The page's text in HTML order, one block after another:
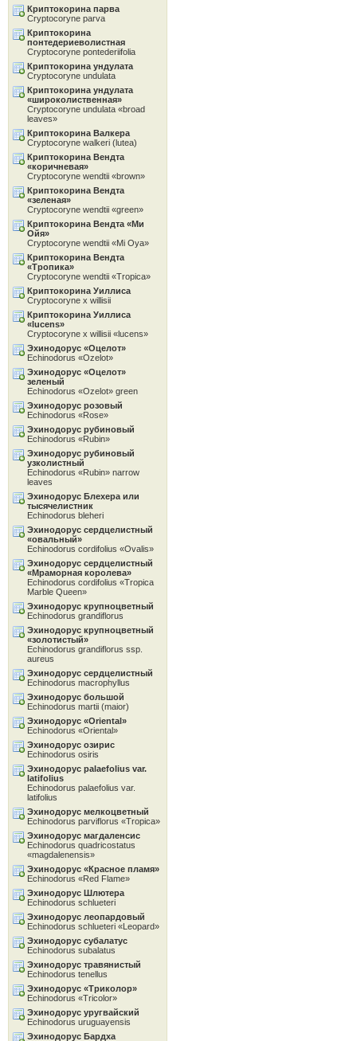
Криптокорина парва
Cryptocoryne parva
Криптокорина
понтедериеволистная
Cryptocoryne pontederiifolia
Криптокорина ундулата
Cryptocoryne undulata
Криптокорина ундулата
«широколиственная»
Cryptocoryne undulata «broad
leaves»
Криптокорина Валкера
Cryptocoryne walkeri (lutea)
Криптокорина Вендта
«коричневая»
Cryptocoryne wendtii «brown»
Криптокорина Вендта
«зеленая»
Cryptocoryne wendtii «green»
Криптокорина Вендта «Ми
Ойя»
Cryptocoryne wendtii «Mi Oya»
Криптокорина Вендта
«Тропика»
Cryptocoryne wendtii «Tropica»
Криптокорина Уиллиса
Cryptocoryne x willisii
Криптокорина Уиллиса
«lucens»
Cryptocoryne x willisii «lucens»
Эхинодорус «Oцелот»
Echinodorus «Ozelot»
Эхинодорус «Oцелот»
зеленый
Echinodorus «Ozelot» green
Эхинодорус розовый
Echinodorus «Rose»
Эхинодорус рубиновый
Echinodorus «Rubin»
Эхинодорус рубиновый
узколистный
Echinodorus «Rubin» narrow
leaves
Эхинодорус Блехера или
тысячелистник
Echinodorus bleheri
Эхинодорус сердцелистный
«овальный»
Echinodorus cordifolius «Ovalis»
Эхинодорус сердцелистный
«Мраморная королева»
Echinodorus cordifolius «Tropica
Marble Queen»
Эхинодорус крупноцветный
Echinodorus grandiflorus
Эхинодорус крупноцветный
«золотистый»
Echinodorus grandiflorus ssp.
aureus
Эхинодорус сердцелистный
Echinodorus macrophyllus
Эхинодорус большой
Echinodorus martii (maior)
Эхинодорус «Oriental»
Echinodorus «Oriental»
Эхинодорус озирис
Echinodorus osiris
Эхинодорус palaefolius var.
latifolius
Echinodorus palaefolius var.
latifolius
Эхинодорус мелкоцветный
Echinodorus parviflorus «Tropica»
Эхинодорус магдаленсис
Echinodorus quadricostatus
«magdalenensis»
Эхинодорус «Красное пламя»
Echinodorus «Red Flame»
Эхинодорус Шлютера
Echinodorus schlueteri
Эхинодорус леопардовый
Echinodorus schlueteri «Leopard»
Эхинодорус субалатус
Echinodorus subalatus
Эхинодорус травянистый
Echinodorus tenellus
Эхинодорус «Tриколор»
Echinodorus «Tricolor»
Эхинодорус уругвайский
Echinodorus uruguayensis
Эхинодорус Бардха